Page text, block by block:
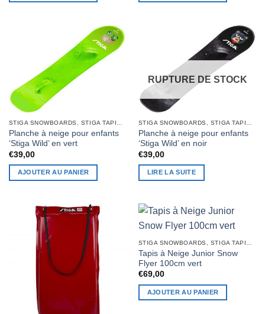
STIGA SNOWBOARDS, STIGA TAPIS À NEIGE
Planche à neige pour enfants
‘Stiga Wild’ en vert
€39,00
AJOUTER AU PANIER
RUPTURE DE STOCK
STIGA SNOWBOARDS, STIGA TAPIS À NEIGE
Planche à neige pour enfants
‘Stiga Wild’ en noir
€39,00
LIRE LA SUITE
Tapis à Neige Junior Snow
Flyer 100cm vert
€69,00
AJOUTER AU PANIER